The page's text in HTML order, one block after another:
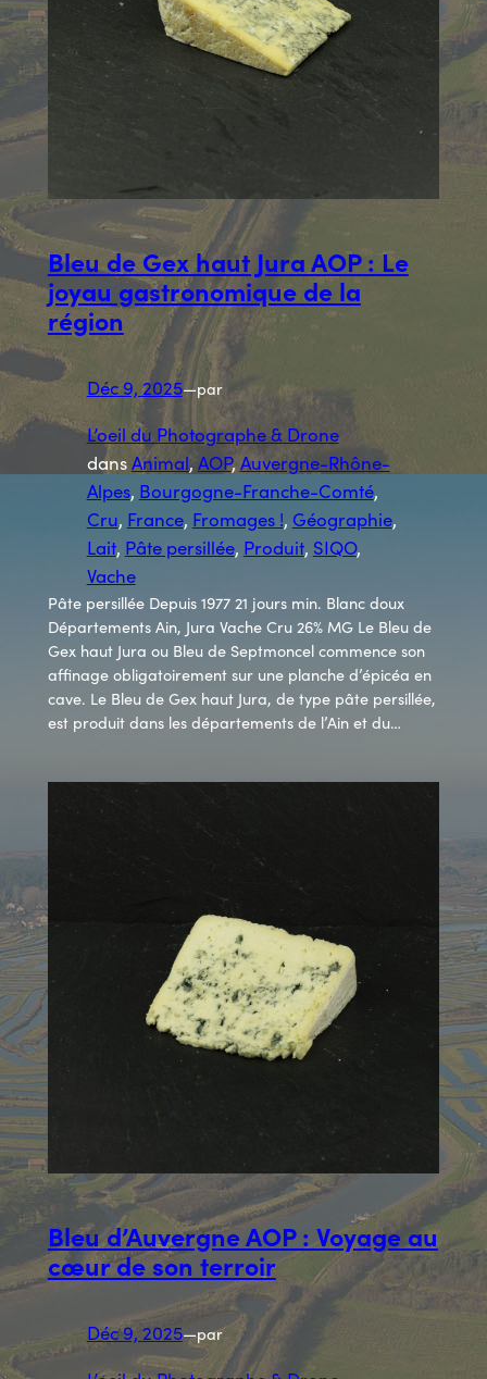
Bleu de Gex haut Jura AOP : Le
joyau gastronomique de la
région
Déc 9, 2025—par
L’oeil du Photographe & Drone
dansAnimal, AOP, Auvergne-Rhône-
Alpes, Bourgogne-Franche-Comté
Cru, France, Fromages !, Géographie
Lait, Pâte persillée, Produit, SIQO
Vache
Pâte persillée Depuis 1977 21 jours min. Blanc doux
Départements Ain, Jura Vache Cru 26% MG Le Bleu de
Gex haut Jura ou Bleu de Septmoncel commence son
affinage obligatoirement sur une planche d’épicéa en
cave. Le Bleu de Gex haut Jura, de type pâte persillée,
est produit dans les départements de l’Ain et du…
Bleu d’Auvergne AOP : Voyage au
cœur de son terroir
Déc 9, 2025—par